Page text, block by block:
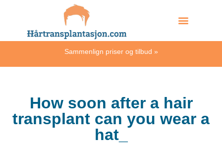
Sammenlign priser og tilbud »
How soon after a hair
transplant can you wear a
hat_